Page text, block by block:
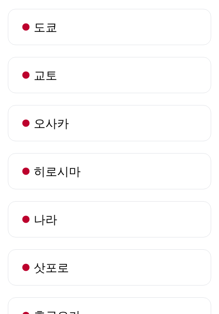
도쿄
교토
오사카
히로시마
나라
삿포로